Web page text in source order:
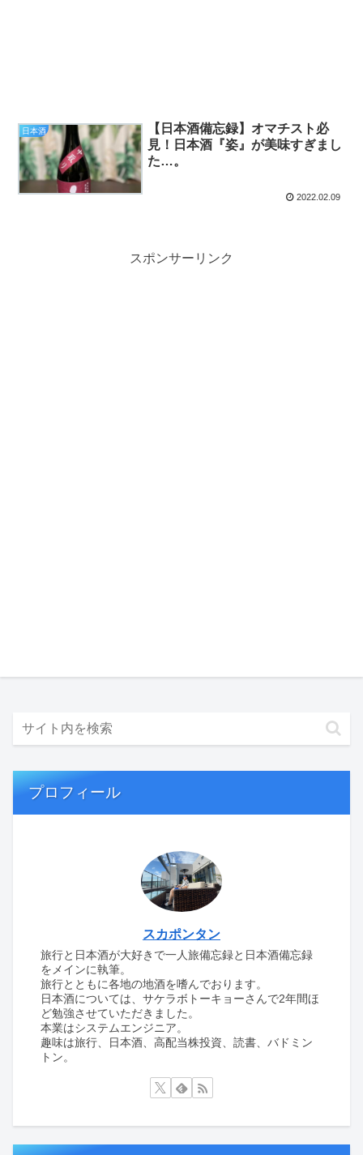
日本酒
【日本酒備忘録】オマチスト必
見！日本酒『姿』が美味すぎまし
た…。
2022.02.09
スポンサーリンク
プロフィール
スカポンタン
旅行と日本酒が大好きで一人旅備忘録と日本酒備忘録
をメインに執筆。
旅行とともに各地の地酒を嗜んでおります。
日本酒については、サケラボトーキョーさんで2年間ほ
ど勉強させていただきました。
本業はシステムエンジニア。
趣味は旅行、日本酒、高配当株投資、読書、バドミン
トン。